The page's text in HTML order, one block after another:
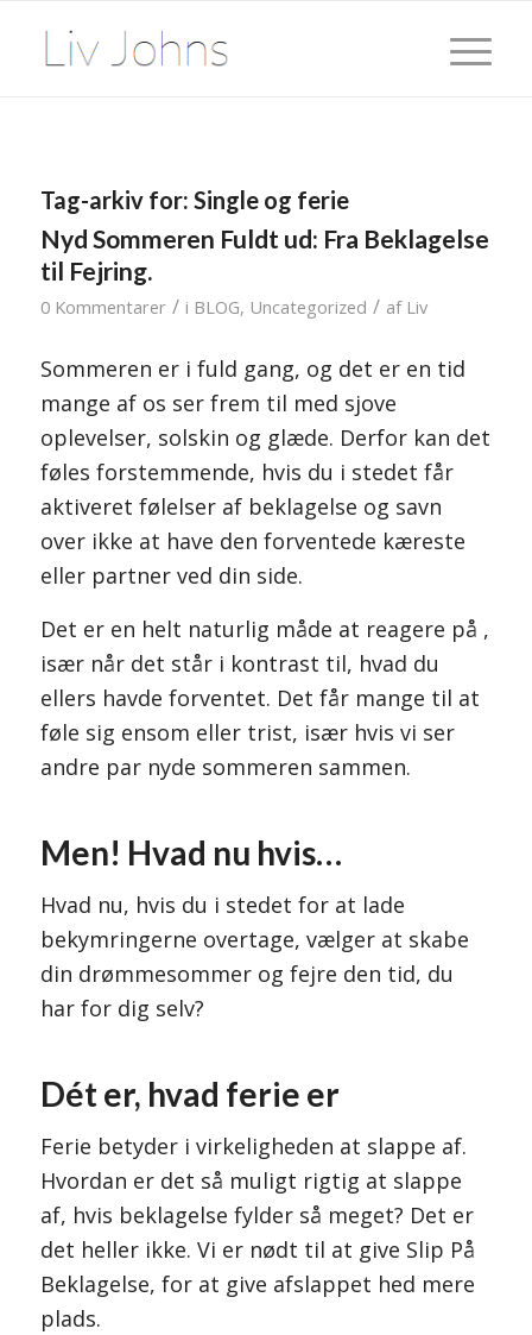
Tag-arkiv for: Single og ferie
Nyd Sommeren Fuldt ud: Fra Beklagelse
til Fejring.
0 Kommentarer / i BLOG, Uncategorized / af Liv
Sommeren er i fuld gang, og det er en tid
mange af os ser frem til med sjove
oplevelser, solskin og glæde. Derfor kan det
føles forstemmende, hvis du i stedet får
aktiveret følelser af beklagelse og savn
over ikke at have den forventede kæreste
eller partner ved din side.
Det er en helt naturlig måde at reagere på ,
især når det står i kontrast til, hvad du
ellers havde forventet. Det får mange til at
føle sig ensom eller trist, især hvis vi ser
andre par nyde sommeren sammen.
Men! Hvad nu hvis…
Hvad nu, hvis du i stedet for at lade
bekymringerne overtage, vælger at skabe
din drømmesommer og fejre den tid, du
har for dig selv?
Dét er, hvad ferie er
Ferie betyder i virkeligheden at slappe af.
Hvordan er det så muligt rigtig at slappe
af, hvis beklagelse fylder så meget? Det er
det heller ikke. Vi er nødt til at give Slip På
Beklagelse, for at give afslappet hed mere
plads.